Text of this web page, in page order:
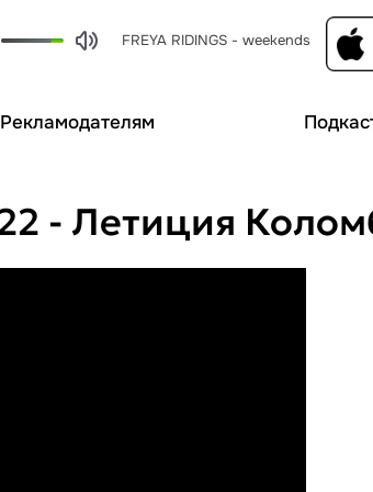
FREYA RIDINGS - weekends
Рекламодателям
КНИГИня: выпуск от